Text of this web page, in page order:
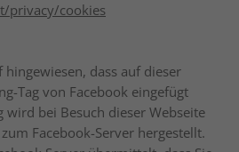
privacy/cookies
dass auf dieser
Tag von Facebook eingefügt
wird bei Besuch dieser Webseite
Facebook-Server hergestellt.